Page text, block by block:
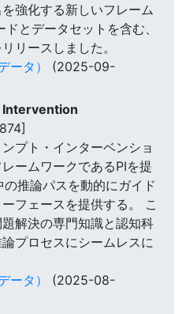
強化する新しいフレーム
とデータセットを含む、
リースしました。
ータ）
(2025-09-
プト・インターベンショ
ームワークであるPIを提
推論パスを動的にガイド
フェースを提供する。 こ
解決の専門知識と認知科
プロセスにシームレスに
ータ）
(2025-08-